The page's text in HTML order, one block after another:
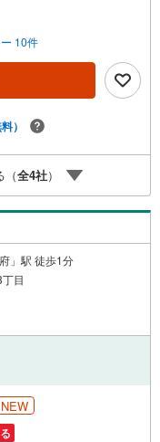
きのお住まいです。風
ィエントランスはオー
置。来訪者は映像で確
ベーターあり。駐輪場・
わり対面式キッチン・食
は福岡のマンション・新
もご用意平日も夜間もご
無料/オンライン相談OK
も歓迎します他社でロ
で審査にご不安の方も
10件
）
（全4社）
」駅 徒歩1分
目
NEW